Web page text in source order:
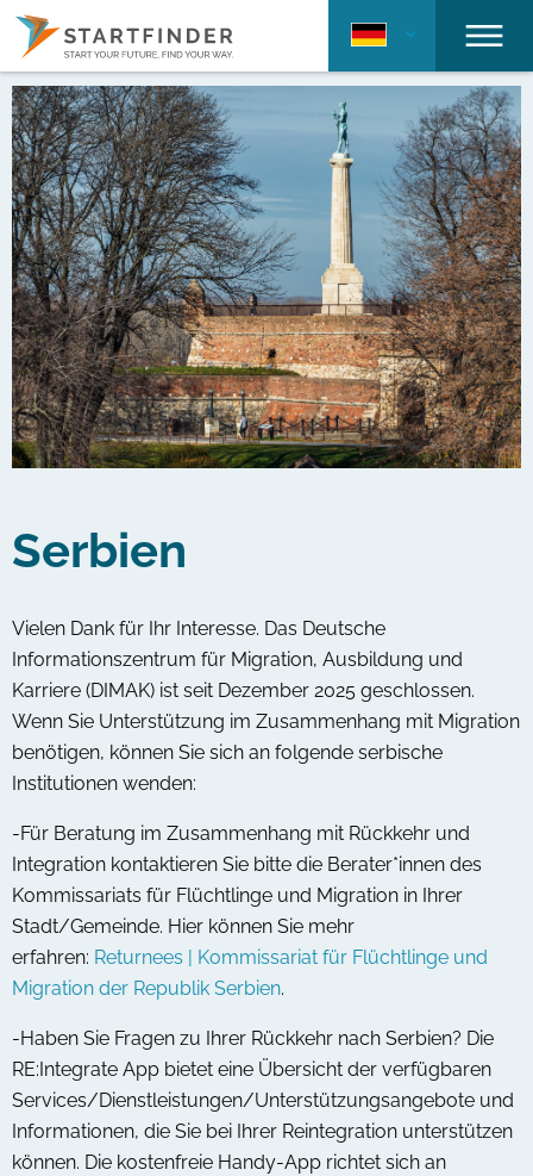
Serbien
Vielen Dank für Ihr Interesse. Das Deutsche
Informationszentrum für Migration, Ausbildung und
Karriere (DIMAK) ist seit Dezember 2025 geschlossen.
Wenn Sie Unterstützung im Zusammenhang mit Migration
benötigen, können Sie sich an folgende serbische
Institutionen wenden:
-Für Beratung im Zusammenhang mit Rückkehr und
Integration kontaktieren Sie bitte die Berater*innen des
Kommissariats für Flüchtlinge und Migration in Ihrer
Stadt/Gemeinde. Hier können Sie mehr
erfahren: Returnees | Kommissariat für Flüchtlinge und
Migration der Republik Serbien.
-Haben Sie Fragen zu Ihrer Rückkehr nach Serbien? Die
RE:Integrate App bietet eine Übersicht der verfügbaren
Services/Dienstleistungen/Unterstützungsangebote und
Informationen, die Sie bei Ihrer Reintegration unterstützen
können. Die kostenfreie Handy-App richtet sich an